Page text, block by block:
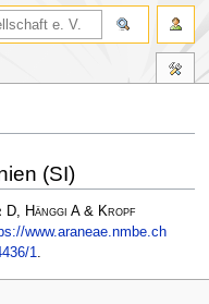
(SI)
D, Hänggi A & Kropf
www.araneae.nmbe.ch
1.